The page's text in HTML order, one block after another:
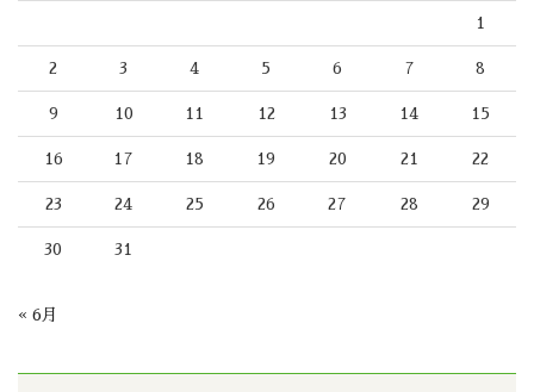
1
2 3 4 5 6 7 8
9 10 11 12 13 14 15
16 17 18 19 20 21 22
23 24 25 26 27 28 29
30 31
« 6月